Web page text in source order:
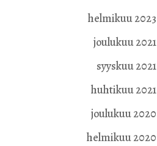
helmikuu 2023
joulukuu 2021
syyskuu 2021
huhtikuu 2021
joulukuu 2020
helmikuu 2020